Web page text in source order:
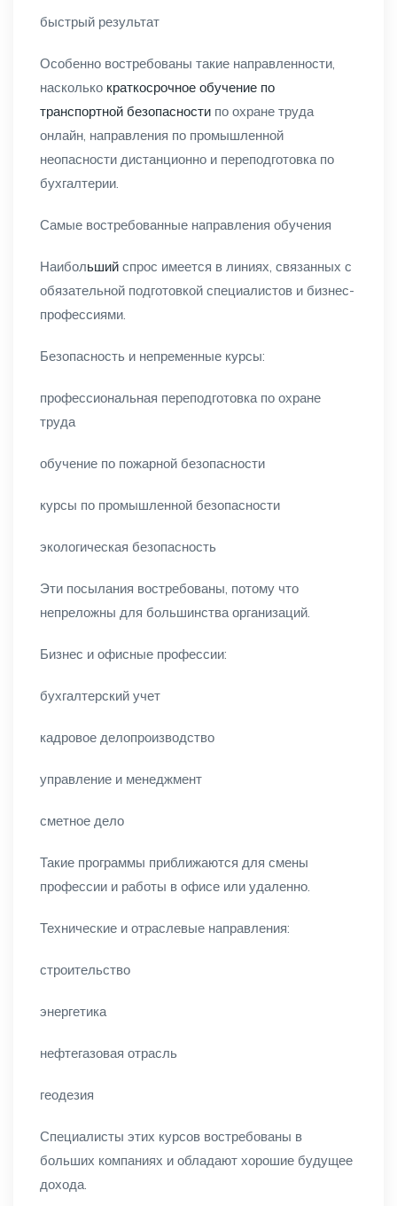
быстрый результат
Особенно востребованы такие направленности,
насколько краткосрочное обучение по
транспортной безопасности по охране труда
онлайн, направления по промышленной
неопасности дистанционно и переподготовка по
бухгалтерии.
Самые востребованные направления обучения
Наибольший спрос имеется в линиях, связанных с
обязательной подготовкой специалистов и бизнес-
профессиями.
Безопасность и непременные курсы:
профессиональная переподготовка по охране
труда
обучение по пожарной безопасности
курсы по промышленной безопасности
экологическая безопасность
Эти посылания востребованы, потому что
непреложны для большинства организаций.
Бизнес и офисные профессии:
бухгалтерский учет
кадровое делопроизводство
управление и менеджмент
сметное дело
Такие программы приближаются для смены
профессии и работы в офисе или удаленно.
Технические и отраслевые направления:
строительство
энергетика
нефтегазовая отрасль
геодезия
Специалисты этих курсов востребованы в
больших компаниях и обладают хорошие будущее
дохода.